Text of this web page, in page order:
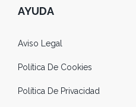
AYUDA
Aviso Legal
Política De Cookies
Política De Privacidad